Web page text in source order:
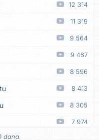
05.08
05.08
05.08
05.08
05.08
05.08
od kadulje) 05.08
05.08
12 314
11 319
9 564
9 467
8 596
8 413
8 305
7 974
dana.